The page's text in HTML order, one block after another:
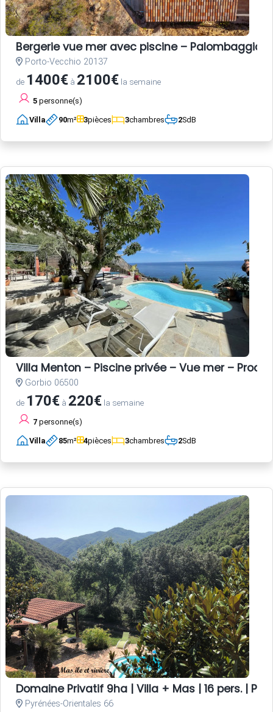
Bergerie vue mer avec piscine – Palombaggia,
Porto-Vecchio 20137
de 1400€ à 2100€ la semaine
5 personne(s)
Villa 90m² 3pièces 3chambres 2SdB
Villa Menton – Piscine privée – Vue mer –
Gorbio 06500
de 170€ à 220€ la semaine
7 personne(s)
Villa 85m² 4pièces 3chambres 2SdB
Domaine Privatif 9ha | Villa + Mas | 16 pers. |
Pyrénées-Orientales 66